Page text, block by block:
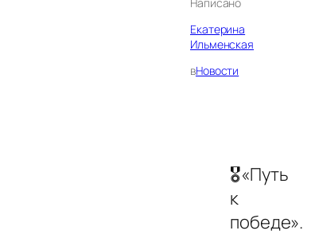
Екатерина
Ильменская
вНовости
🎖«Путь
к
победе».